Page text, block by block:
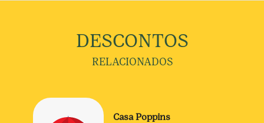
DESCONTOS
RELACIONADOS
Casa Poppins